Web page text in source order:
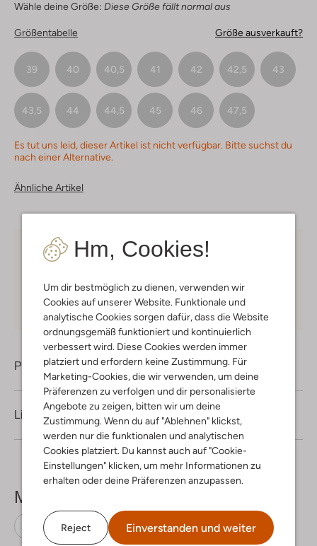
Hm, Cookies!
Um dir bestmöglich zu dienen, verwenden wir
Cookies auf unserer Website. Funktionale und
analytische Cookies sorgen dafür, dass die Website
ordnungsgemäß funktioniert und kontinuierlich
verbessert wird. Diese Cookies werden immer
platziert und erfordern keine Zustimmung. Für
Marketing-Cookies, die wir verwenden, um deine
Präferenzen zu verfolgen und dir personalisierte
Angebote zu zeigen, bitten wir um deine
Zustimmung. Wenn du auf "Ablehnen" klickst,
werden nur die funktionalen und analytischen
Cookies platziert. Du kannst auch auf "Cookie-
Einstellungen" klicken, um mehr Informationen zu
erhalten oder deine Präferenzen anzupassen.
Reject Einverstanden und weiter
Wähle deine Größe: Diese Größe fällt normal aus
Größentabelle Größe ausverkauft?
39 40 40,5 41 42 42,5 43
43,5 44 44,5 45 46 47,5
Es tut uns leid, dieser Artikel ist nicht verfügbar. Bitte suchst du
nach einer Alternative.
Ähnliche Artikel
Kostenloser Versandab € 75 für Club-Omoda
Kauf auf Rechnung 30 Tagen Rückgaberecht
Produktinformation
Lieferung & Rückgabe
Mehr sehen
Slipper Toms Canvas